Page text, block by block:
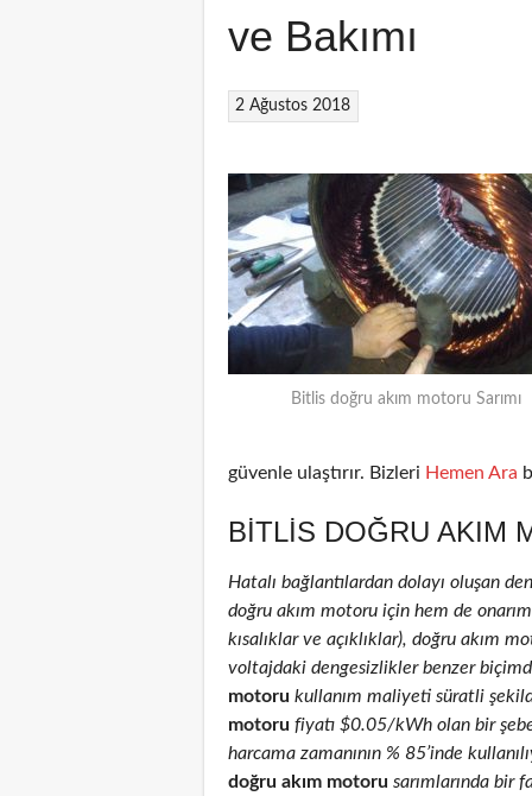
ve Bakımı
2 Ağustos 2018
Bitlis doğru akım motoru Sarımı
güvenle ulaştırır. Bizleri Hemen Ara
BITLIS DOĞRU AKIM
Hatalı bağlantılardan dolayı oluşan
doğru akım motoru için hem de
kısalıklar ve açıklıklar), doğru akım
voltajdaki dengesizlikler benzer
motoru kullanım maliyeti süratli
motoru fiyatı $0.05/kWh olan bir
harcama zamanının % 85’inde
doğru akım motoru sarımlarında bir